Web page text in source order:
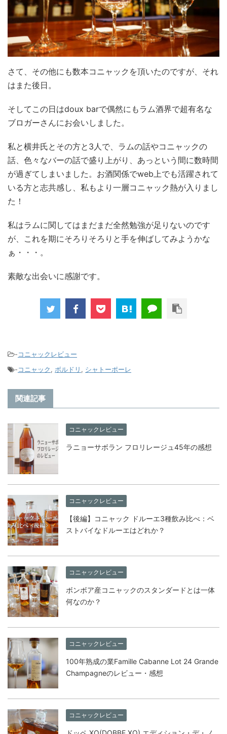
さて、その他にも数本コニャックを頂いたのですが、それ
はまた後日。
そしてこの日はdoux barで偶然にもラム酒界で超有名な
ブロガーさんにお会いしました。
私と横井氏とその方と3人で、ラムの話やコニャックの
話、色々なバーの話で盛り上がり、あっという間に数時間
が過ぎてしまいました。お酒関係でweb上でも活躍されて
いる方と志共感し、私もより一層コニャック熱が入りまし
た！
私はラムに関してはまだまだ全然勉強が足りないのです
が、これを期にそろりそろりと手を伸ばしてみようかな
ぁ・・・。
素敵な出会いに感謝です。
-コニャックレビュー
-コニャック, ボルドリ , シャトーポーレ
関連記事
コニャックレビュー
ラニョーサボラン フロリレージュ45年の感想
コニャックレビュー
【後編】コニャック ドルーエ3種飲み比べ：ベ
ストバイなドルーエはどれか？
コニャックレビュー
ボンボア産コニャックのスタンダードとは一体
何なのか？
コニャックレビュー
100年熟成の業Famille Cabanne Lot 24 Grande
Champagneのレビュー・感想
コニャックレビュー